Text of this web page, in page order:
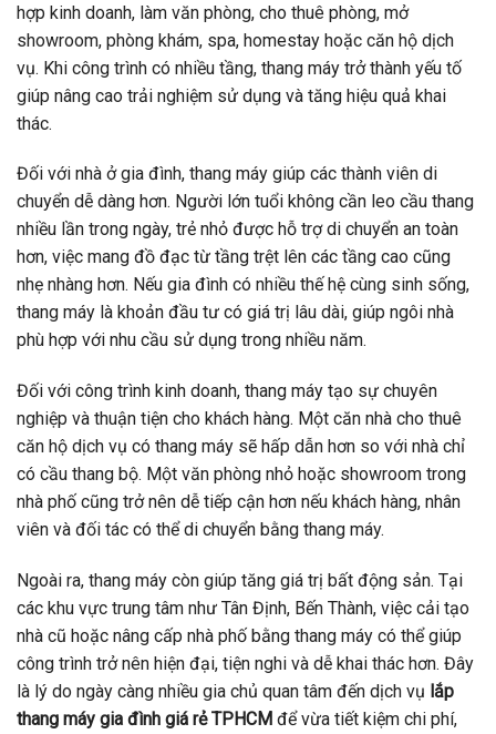
hợp kinh doanh, làm văn phòng, cho thuê phòng, mở
showroom, phòng khám, spa, homestay hoặc căn hộ dịch
vụ. Khi công trình có nhiều tầng, thang máy trở thành yếu tố
giúp nâng cao trải nghiệm sử dụng và tăng hiệu quả khai
thác.
Đối với nhà ở gia đình, thang máy giúp các thành viên di
chuyển dễ dàng hơn. Người lớn tuổi không cần leo cầu thang
nhiều lần trong ngày, trẻ nhỏ được hỗ trợ di chuyển an toàn
hơn, việc mang đồ đạc từ tầng trệt lên các tầng cao cũng
nhẹ nhàng hơn. Nếu gia đình có nhiều thế hệ cùng sinh sống,
thang máy là khoản đầu tư có giá trị lâu dài, giúp ngôi nhà
phù hợp với nhu cầu sử dụng trong nhiều năm.
Đối với công trình kinh doanh, thang máy tạo sự chuyên
nghiệp và thuận tiện cho khách hàng. Một căn nhà cho thuê
căn hộ dịch vụ có thang máy sẽ hấp dẫn hơn so với nhà chỉ
có cầu thang bộ. Một văn phòng nhỏ hoặc showroom trong
nhà phố cũng trở nên dễ tiếp cận hơn nếu khách hàng, nhân
viên và đối tác có thể di chuyển bằng thang máy.
Ngoài ra, thang máy còn giúp tăng giá trị bất động sản. Tại
các khu vực trung tâm như Tân Định, Bến Thành, việc cải tạo
nhà cũ hoặc nâng cấp nhà phố bằng thang máy có thể giúp
công trình trở nên hiện đại, tiện nghi và dễ khai thác hơn. Đây
là lý do ngày càng nhiều gia chủ quan tâm đến dịch vụ lắp
thang máy gia đình giá rẻ TPHCM để vừa tiết kiệm chi phí,